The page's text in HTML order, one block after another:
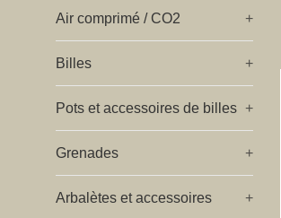
Air comprimé / CO2 +
Billes +
Pots et accessoires de billes +
Grenades +
Arbalètes et accessoires +